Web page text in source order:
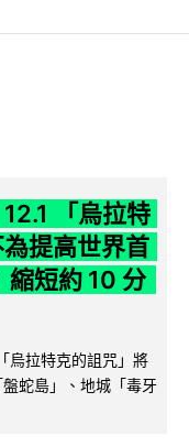
「烏拉特
提高世界首
縮短約 10 分
烏拉特克的詛咒」將
蛇島」、地城「毒牙